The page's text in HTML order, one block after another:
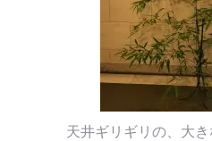
天井ギリギリの、大